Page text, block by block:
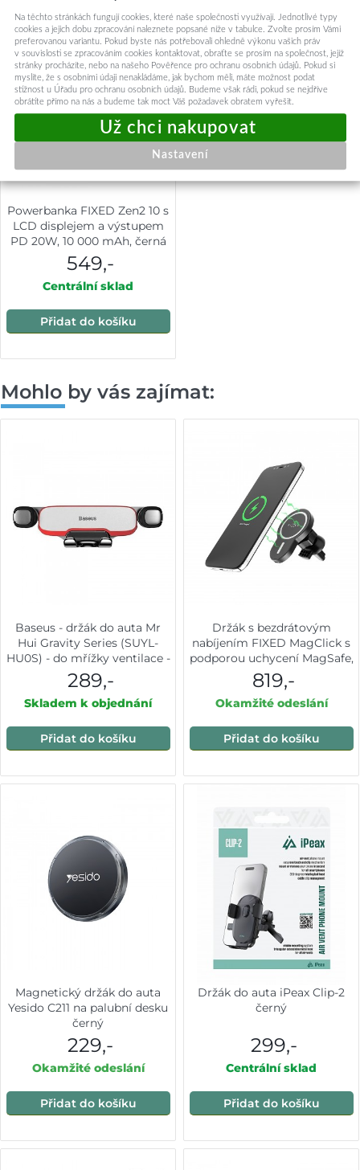
Powerbanka FIXED Zen2 10 s
LCD displejem a výstupem
PD 20W, 10 000 mAh, černá
549,-
Centrální sklad
Přidat do košíku
Mohlo by vás zajímat:
Baseus - držák do auta Mr
Hui Gravity Series (SUYL-
HU0S) - do mřížky ventilace -
stříbrný
289,-
Skladem k objednání
Přidat do košíku
Držák s bezdrátovým
nabíjením FIXED MagClick s
podporou uchycení MagSafe,
15W, černý
819,-
Okamžité odeslání
Přidat do košíku
Magnetický držák do auta
Yesido C211 na palubní desku
černý
229,-
Okamžité odeslání
Přidat do košíku
Držák do auta iPeax Clip-2
černý
299,-
Centrální sklad
Přidat do košíku
Na těchto stránkách fungují cookies, které naše společnosti využívají. Jednotlivé typy
cookies a jejich dobu zpracování naleznete popsané níže v tabulce. Zvolte prosím Vámi
preferovanou variantu. Pokud byste nás potřebovali ohledně výkonu vašich práv
v souvislosti se zpracováním cookies kontaktovat, obraťte se prosím na společnost, jejíž
stránky procházíte, nebo na našeho Pověřence pro ochranu osobních údajů. Pokud si
myslíte, že s osobními údaji nenakládáme, jak bychom měli, máte možnost podat
stížnost u Úřadu pro ochranu osobních údajů. Budeme však rádi, pokud se nejdříve
obrátíte přímo na nás a budeme tak moct Váš požadavek obratem vyřešit.
Nastavení